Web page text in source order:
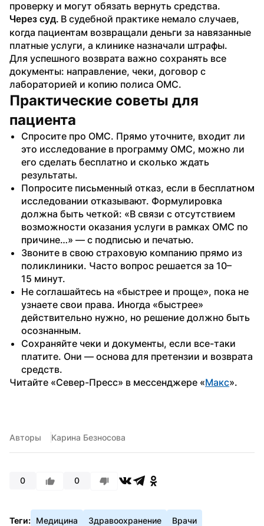
проверку и могут обязать вернуть средства.
Через суд. В судебной практике немало случаев,
когда пациентам возвращали деньги за навязанные
платные услуги, а клинике назначали штрафы.
Для успешного возврата важно сохранять все
документы: направление, чеки, договор с
лабораторией и копию полиса ОМС.
Практические советы для
пациента
Спросите про ОМС. Прямо уточните, входит ли
это исследование в программу ОМС, можно ли
его сделать бесплатно и сколько ждать
результаты.
Попросите письменный отказ, если в бесплатном
исследовании отказывают. Формулировка
должна быть четкой: «В связи с отсутствием
возможности оказания услуги в рамках ОМС по
причине…» — с подписью и печатью.
Звоните в свою страховую компанию прямо из
поликлиники. Часто вопрос решается за 10–
15 минут.
Не соглашайтесь на «быстрее и проще», пока не
узнаете свои права. Иногда «быстрее»
действительно нужно, но решение должно быть
осознанным.
Сохраняйте чеки и документы, если все-таки
платите. Они — основа для претензии и возврата
средств.
Читайте «Север-Пресс» в мессенджере «Макс».
Авторы Карина Безносова
0 0
Теги: Медицина Здравоохранение Врачи